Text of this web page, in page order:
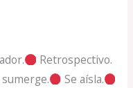
Retrospectivo.
Se aísla.